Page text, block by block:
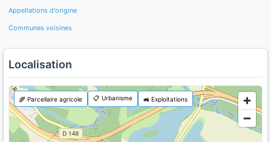
Appellations d'origine
Communes voisines
Localisation
🌾 Parcellaire agricole 📋 Urbanisme 🚜 Exploitations